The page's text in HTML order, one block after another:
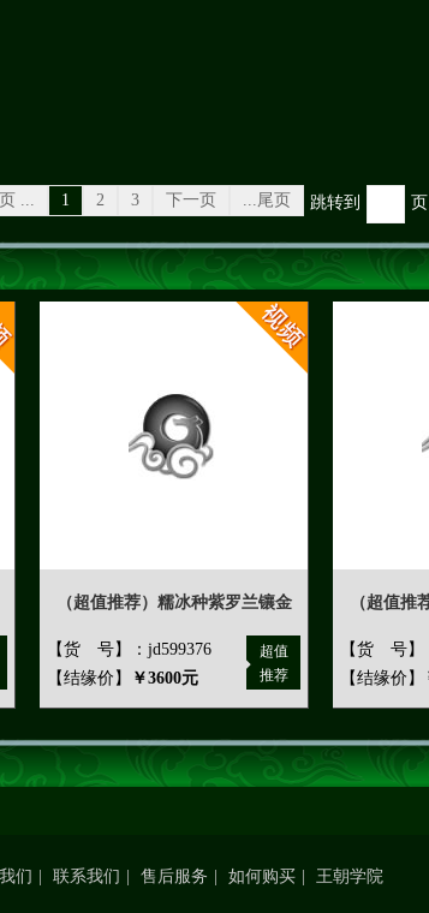
... 1 2 3 下一页 ...尾页 跳转到 页
（超值推荐）糯冰种紫罗兰镶金
【货 号】：jd599376
【结缘价】
￥3600元
超值
推荐
（超值推
【货 号】
【结缘价】
们 联系我们 售后服务 如何购买 王朝学院